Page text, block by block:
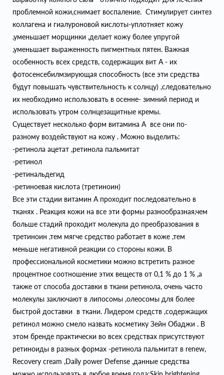
проблемной кожи,снимает воспаление. Стимулирует синтез
коллагена и гиалуроновой кислоты-уплотняет кожу
,уменьшает морщинки ,делает кожу более упругой
,уменьшает выраженность пигментных пятен. Важная
особенность всех средств, содержащих вит А - их
фотосенсебилмзирующая способность (все эти средства
будут повышать чувствительность к солнцу) ,следовательно
их необходимо использовать в осенне- зимний период и
использовать утром солнцезащитные кремы.
Существует несколько форм витамина А все они по-
разному воздействуют на кожу . Можно выделить:
-ретинола ацетат ,ретинола пальмитат
-ретинол
-ретинальдегид
-ретиноевая кислота (третиноин)
Все эти стадии витамин А проходит последовательно в
тканях . Реакция кожи на все эти формы разнообразная,чем
больше стадий проходит молекула до преобразования в
третиноин ,тем мягче средство работает в коже ,тем
меньше негативной реакции со стороны кожи. В
профессиональной косметики можно встретить разное
процентное соотношение этих веществ от 0,1 % до 1 % ,а
также от способа доставки в ткани ретинола, очень часто
молекулы заключают в липосомы ,олеосомы для более
быстрой доставки в ткани. Лидером средств ,содержащих
ретинол можно смело назвать косметику Зейн Обаджи . В
этом бренде практически во всех средствах присутствуют
ретиноиды в разных формах -ретинола пальмитат в renew,
Recovery cream ,Daily power Defense ,данные средства